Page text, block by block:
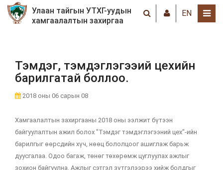
Улаан тайгын УТХГ-уудын
хамгаалалтын захиргаа
EN
Тэмдэг, тэмдэглэгээий цехийн
барилгатай боллоо.
2018 оны 06 сарын 08
Хамгаалалтын захиргааны 2018 оны ээлжит бүтээн
байгуулалтын ажил болох "Тэмдэг тэмдэглэгээний цех"-ийн
барилгыг өөрсдийн хүч, нөөц бололцоог ашиглаж барьж
дуусгалаа. Одоо багаж, төнөг төхөрөмж цуглуулах ажлыг
зохион байгуулна. Ажлыг сэтгэл зүтгэлээрээ хийж болдгыг